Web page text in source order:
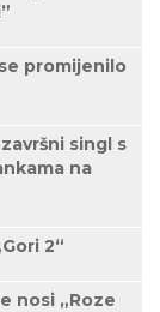
promijenilo
singl s
na
2“
nosi „Roze